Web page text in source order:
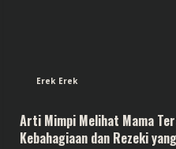
Erek Erek
Arti Mimpi Melihat Mama
Kebahagiaan dan Rezeki